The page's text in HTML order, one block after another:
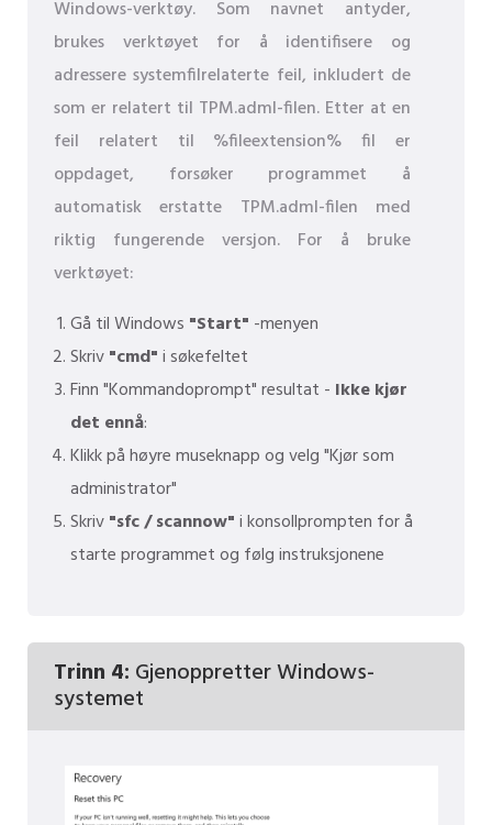
Windows-verktøy. Som navnet antyder,
brukes verktøyet for å identifisere og
adressere systemfilrelaterte feil, inkludert de
som er relatert til TPM.adml-filen. Etter at en
feil relatert til %fileextension% fil er
oppdaget, forsøker programmet å
automatisk erstatte TPM.adml-filen med
riktig fungerende versjon. For å bruke
verktøyet:
Gå til Windows "Start" -menyen
Skriv"cmd"i søkefeltet
Finn "Kommandoprompt" resultat - Ikke kjør
det ennå:
Klikk på høyre museknapp og velg "Kjør som
administrator"
Skriv"sfc / scannow"i konsollprompten for å
starte programmet og følg instruksjonene
Trinn 4: Gjenoppretter Windows-
systemet